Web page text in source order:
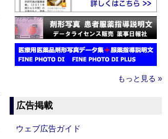
もっと見る »
広告掲載
ウェブ広告ガイド